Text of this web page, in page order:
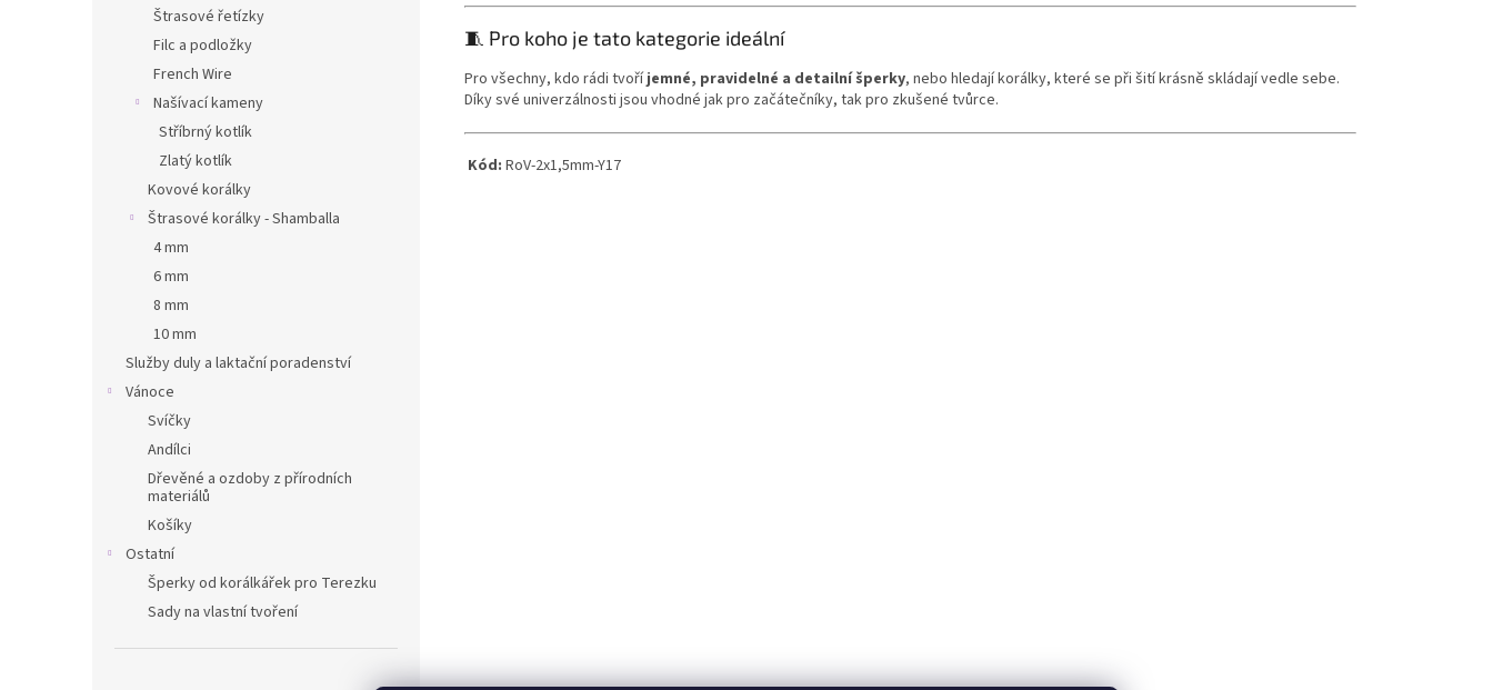
Štrasové řetízky
Filc a podložky
French Wire
Našívací kameny
Stříbrný kotlík
Zlatý kotlík
Kovové korálky
Štrasové korálky - Shamballa
4 mm
6 mm
8 mm
10 mm
Služby duly a laktační poradenství
Vánoce
Svíčky
Andílci
Dřevěné a ozdoby z přírodních
materiálů
Košíky
Ostatní
Šperky od korálkářek pro Terezku
Sady na vlastní tvoření
🧵 Pro koho je tato kategorie ideální
Pro všechny, kdo rádi tvoříjemné, pravidelné a detailní šperky, nebo hledají korálky, které se při šití krásně skládají vedle sebe.
Díky své univerzálnosti jsou vhodné jak pro začátečníky, tak pro zkušené tvůrce.
Kód: RoV‑2x1,5mm‑Y17